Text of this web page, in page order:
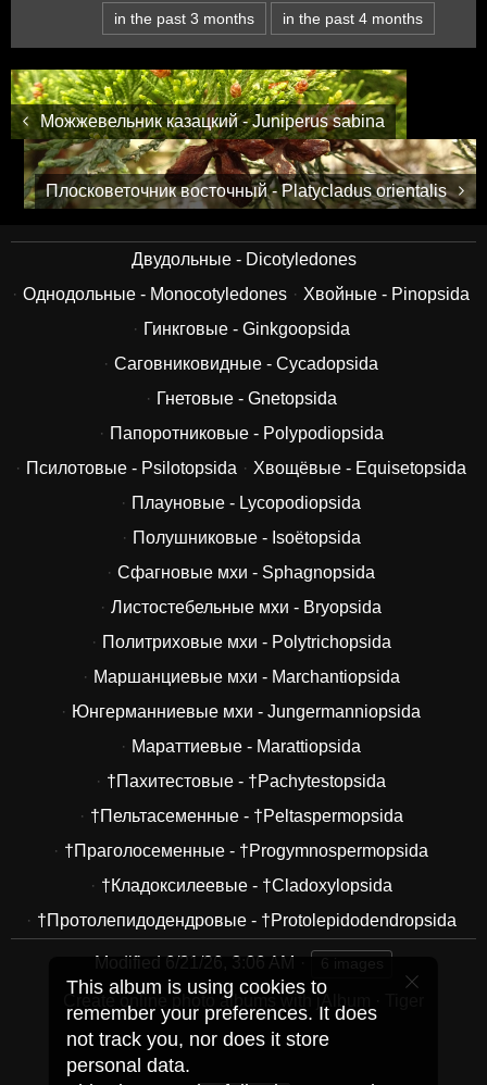
in the past 3 months in the past 4 months
Можжевельник казацкий - Juniperus sabina
Плосковеточник восточный - Platycladus orientalis
Двудольные - Dicotyledones
Однодольные - Monocotyledones
Хвойные - Pinopsida
Гинкговые - Ginkgoopsida
Саговниковидные - Cycadopsida
Гнетовые - Gnetopsida
Папоротниковые - Polypodiopsida
Псилотовые - Psilotopsida
Хвощёвые - Equisetopsida
Плауновые - Lycopodiopsida
Полушниковые - Isoëtopsida
Сфагновые мхи - Sphagnopsida
Листостебельные мхи - Bryopsida
Политриховые мхи - Polytrichopsida
Маршанциевые мхи - Marchantiopsida
Юнгерманниевые мхи - Jungermanniopsida
Мараттиевые - Marattiopsida
†Пахитестовые - †Pachytestopsida
†Пельтасеменные - †Peltaspermopsida
†Праголосеменные - †Progymnospermopsida
†Кладоксилеевые - †Cladoxylopsida
†Протолепидодендровые - †Protolepidodendropsida
Modified 6/21/26, 3:06 AM
Create online photo albums with jAlbum
This album is using cookies to
remember your preferences. It does
not track you, nor does it store
personal data.